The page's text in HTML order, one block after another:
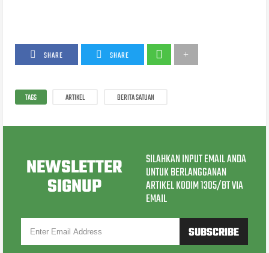
SHARE SHARE
TAGS ARTIKEL BERITA SATUAN
NEWSLETTER
SIGNUP
SILAHKAN INPUT EMAIL ANDA
UNTUK BERLANGGANAN
ARTIKEL KODIM 1305/BT VIA
EMAIL